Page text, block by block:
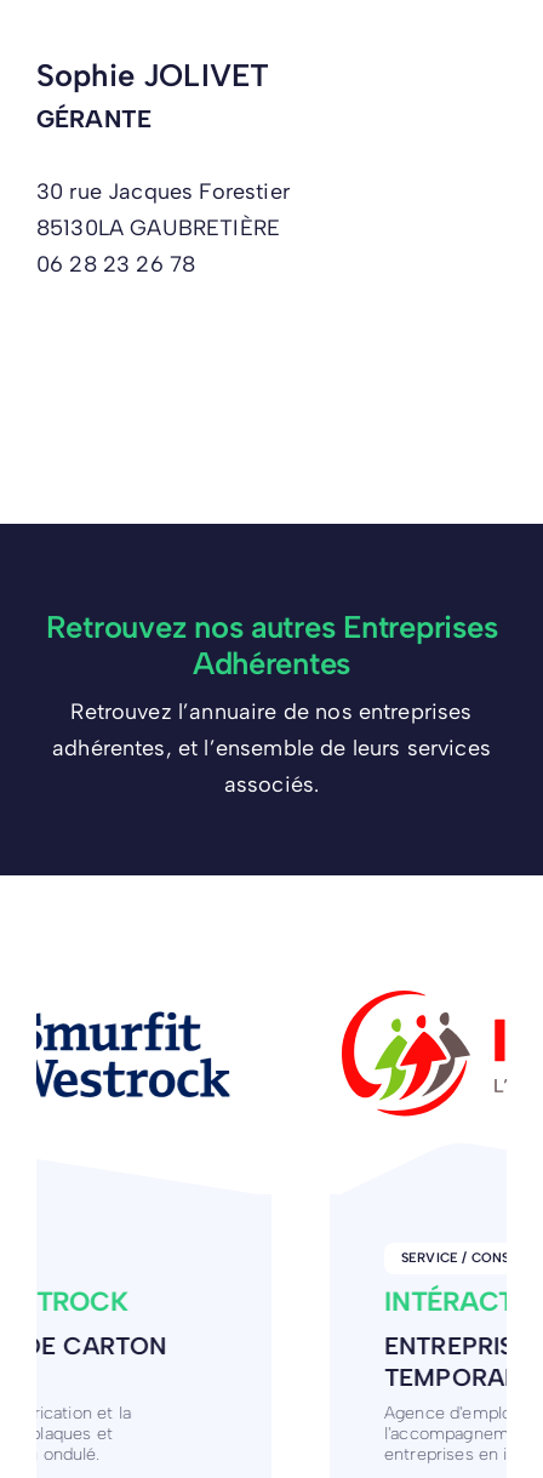
Sophie JOLIVET
GÉRANTE
30 rue Jacques Forestier
85130LA GAUBRETIÈRE
06 28 23 26 78
Retrouvez nos autres Entreprises
Adhérentes
Retrouvez l’annuaire de nos entreprises
adhérentes, et l’ensemble de leurs services
associés.
INTÉRACTION GIRONDE
ENTREPRISE DE TRAVAIL
TEMPORAIRE, FORMATION
Agence d'emploi spécialisée dans
l'accompagnement des candidats et des
entreprises en intérim